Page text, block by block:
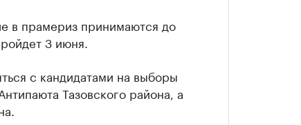
в прамериз принимаются до
3 июня.
с кандидатами на ​выборы
Тазовского района, а